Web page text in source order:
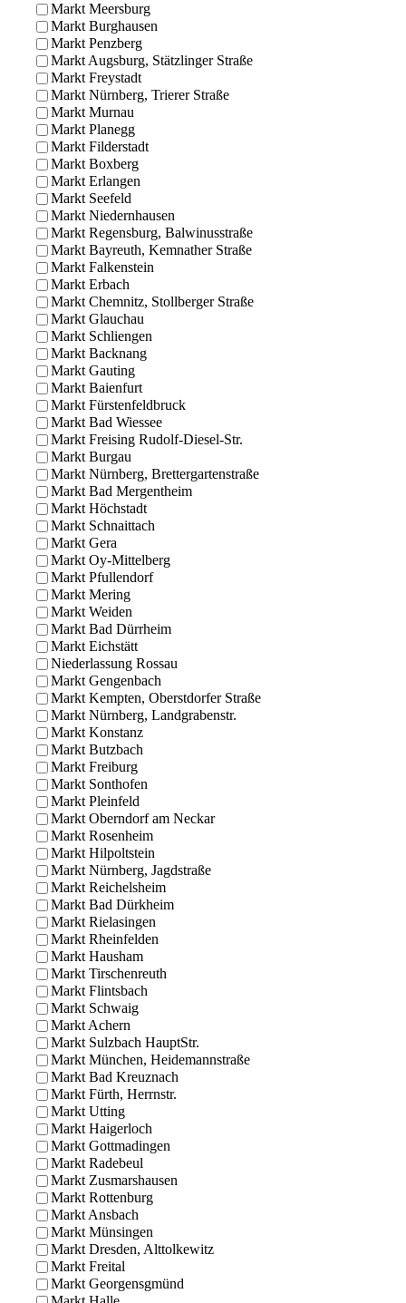
Markt Meersburg
Markt Burghausen
Markt Penzberg
Markt Augsburg, Stätzlinger Straße
Markt Freystadt
Markt Nürnberg, Trierer Straße
Markt Murnau
Markt Planegg
Markt Filderstadt
Markt Boxberg
Markt Erlangen
Markt Seefeld
Markt Niedernhausen
Markt Regensburg, Balwinusstraße
Markt Bayreuth, Kemnather Straße
Markt Falkenstein
Markt Erbach
Markt Chemnitz, Stollberger Straße
Markt Glauchau
Markt Schliengen
Markt Backnang
Markt Gauting
Markt Baienfurt
Markt Fürstenfeldbruck
Markt Bad Wiessee
Markt Freising Rudolf-Diesel-Str.
Markt Burgau
Markt Nürnberg, Brettergartenstraße
Markt Bad Mergentheim
Markt Höchstadt
Markt Schnaittach
Markt Gera
Markt Oy-Mittelberg
Markt Pfullendorf
Markt Mering
Markt Weiden
Markt Bad Dürrheim
Markt Eichstätt
Niederlassung Rossau
Markt Gengenbach
Markt Kempten, Oberstdorfer Straße
Markt Nürnberg, Landgrabenstr.
Markt Konstanz
Markt Butzbach
Markt Freiburg
Markt Sonthofen
Markt Pleinfeld
Markt Oberndorf am Neckar
Markt Rosenheim
Markt Hilpoltstein
Markt Nürnberg, Jagdstraße
Markt Reichelsheim
Markt Bad Dürkheim
Markt Rielasingen
Markt Rheinfelden
Markt Hausham
Markt Tirschenreuth
Markt Flintsbach
Markt Schwaig
Markt Achern
Markt Sulzbach HauptStr.
Markt München, Heidemannstraße
Markt Bad Kreuznach
Markt Fürth, Herrnstr.
Markt Utting
Markt Haigerloch
Markt Gottmadingen
Markt Radebeul
Markt Zusmarshausen
Markt Rottenburg
Markt Ansbach
Markt Münsingen
Markt Dresden, Alttolkewitz
Markt Freital
Markt Georgensgmünd